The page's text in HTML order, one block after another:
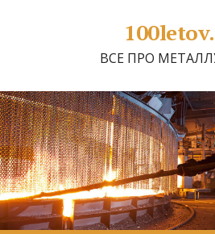
ВСЕ ПРО